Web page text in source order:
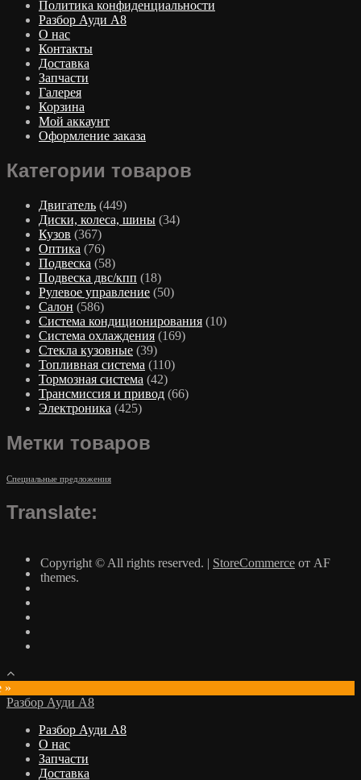
Политика конфиденциальности
Разбор Ауди А8
О нас
Контакты
Доставка
Запчасти
Галерея
Корзина
Мой аккаунт
Оформление заказа
Категории товаров
Двигатель (449)
Диски, колеса, шины (34)
Кузов (367)
Оптика (76)
Подвеска (58)
Подвеска двс/кпп (18)
Рулевое управление (50)
Салон (586)
Система кондиционирования (10)
Система охлаждения (169)
Стекла кузовные (39)
Топливная система (110)
Тормозная система (42)
Трансмиссия и привод (66)
Электроника (425)
Метки товаров
Специальные предложения
Translate:
Copyright © All rights reserved. | StoreCommerce от AF
themes.
»
Разбор Ауди А8
Разбор Ауди А8
О нас
Запчасти
Доставка